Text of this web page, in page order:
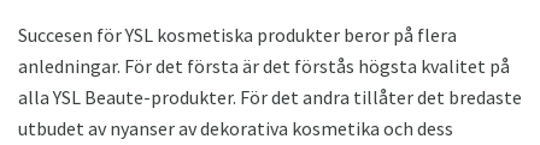
Succesen för YSL kosmetiska produkter beror på flera
anledningar. För det första är det förstås högsta kvalitet på
alla YSL Beaute-produkter. För det andra tillåter det bredaste
utbudet av nyanser av dekorativa kosmetika och dess